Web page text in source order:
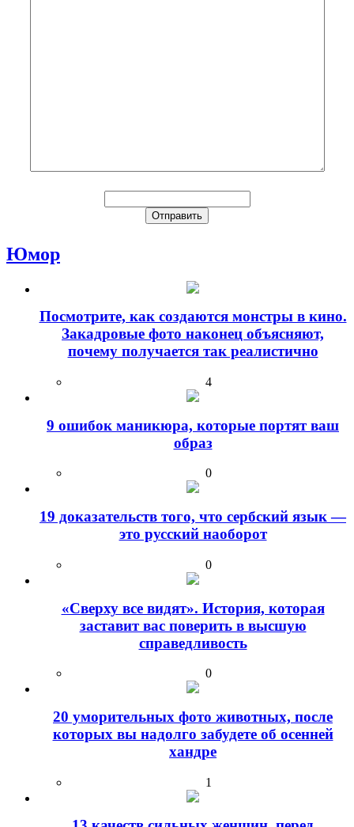
Юмор
Посмотрите, как создаются монстры в кино.
Закадровые фото наконец объясняют,
почему получается так реалистично
4
9 ошибок маникюра, которые портят ваш
образ
0
19 доказательств того, что сербский язык —
это русский наоборот
0
«Сверху все видят». История, которая
заставит вас поверить в высшую
справедливость
0
20 уморительных фото животных, после
которых вы надолго забудете об осенней
хандре
1